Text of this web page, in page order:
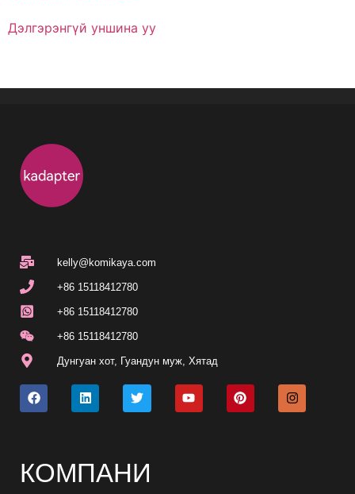
Дэлгэрэнгүй уншина уу
kelly@komikaya.com
+86 15118412780
+86 15118412780
+86 15118412780
Дунгуан хот, Гуандун муж, Хятад
КОМПАНИ